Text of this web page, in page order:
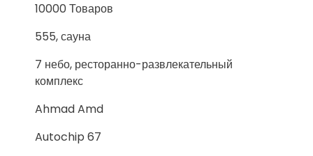
10000 Товаров
555, сауна
7 небо, ресторанно-развлекательный
комплекс
Ahmad Amd
Autochip 67